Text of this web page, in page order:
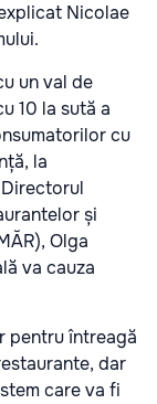
Nicolae
un val de
10 la sută a
cu
la
și
Olga
va cauza
pentru întreagă
dar
care va fi